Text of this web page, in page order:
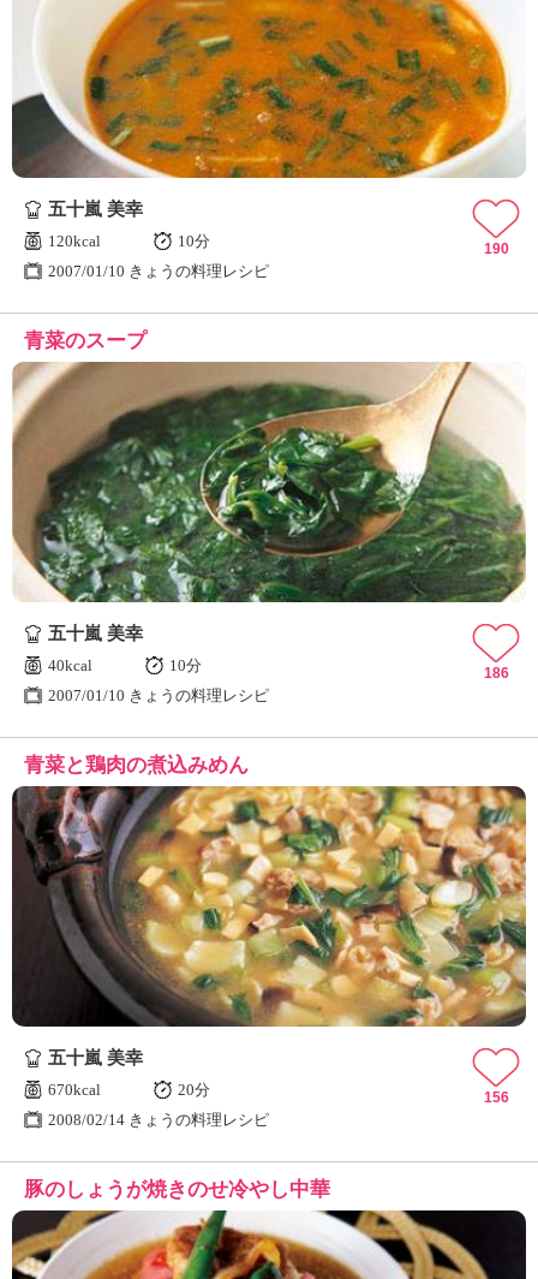
五十嵐 美幸
120kcal
10分
2007/01/10 きょうの料理レシピ
190
青菜のスープ
五十嵐 美幸
40kcal
10分
2007/01/10 きょうの料理レシピ
186
青菜と鶏肉の煮込みめん
五十嵐 美幸
670kcal
20分
2008/02/14 きょうの料理レシピ
156
豚のしょうが焼きのせ冷やし中華